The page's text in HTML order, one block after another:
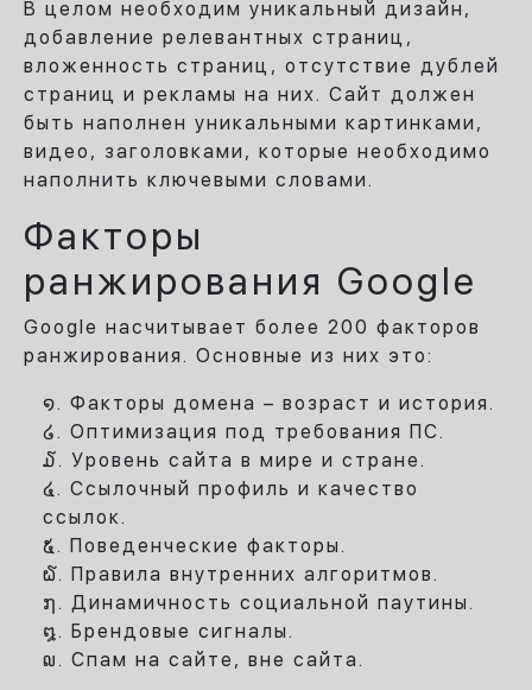
В целом необходим уникальный дизайн,
добавление релевантных страниц,
вложенность страниц, отсутствие дублей
страниц и рекламы на них. Сайт должен
быть наполнен уникальными картинками,
видео, заголовками, которые необходимо
наполнить ключевыми словами.
Факторы
ранжирования Google
Google насчитывает более 200 факторов
ранжирования. Основные из них это:
Факторы домена – возраст и история.
Оптимизация под требования ПС.
Уровень сайта в мире и стране.
Ссылочный профиль и качество
ссылок.
Поведенческие факторы.
Правила внутренних алгоритмов.
Динамичность социальной паутины.
Брендовые сигналы.
Спам на сайте, вне сайта.